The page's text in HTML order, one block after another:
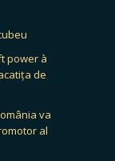
power à
de
va
al